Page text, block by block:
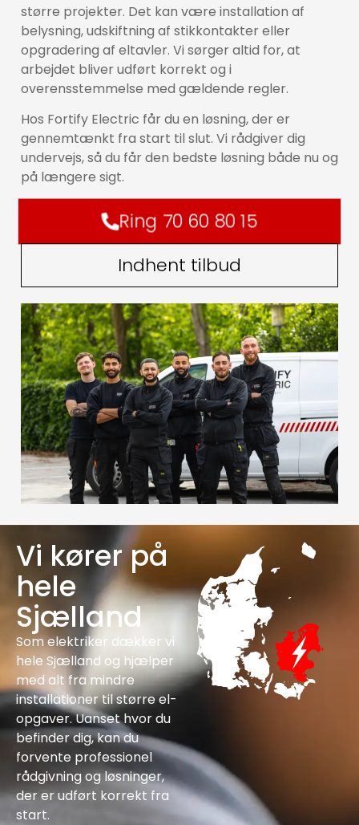
større projekter. Det kan være installation af
belysning, udskiftning af stikkontakter eller
opgradering af eltavler. Vi sørger altid for, at
arbejdet bliver udført korrekt og i
overensstemmelse med gældende regler.
Hos Fortify Electric får du en løsning, der er
gennemtænkt fra start til slut. Vi rådgiver dig
undervejs, så du får den bedste løsning både nu og
på længere sigt.
Ring 70 60 80 15
Indhent tilbud
Vi kører på
hele
Sjælland
Som elektriker dækker vi
hele Sjælland og hjælper
med alt fra mindre
installationer til større el-
opgaver. Uanset hvor du
befinder dig, kan du
forvente professionel
rådgivning og løsninger,
der er udført korrekt fra
start.